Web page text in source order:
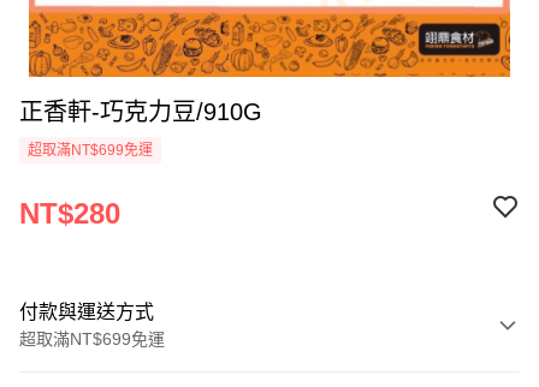
正香軒-巧克力豆/910G
超取滿NT$699免運
NT$280
付款與運送方式
超取滿NT$699免運